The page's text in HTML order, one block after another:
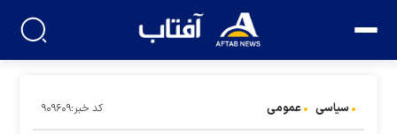
سیاسی عمومی کد خبر:۹۰۹۶۰۹